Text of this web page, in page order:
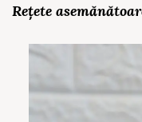
Rețete